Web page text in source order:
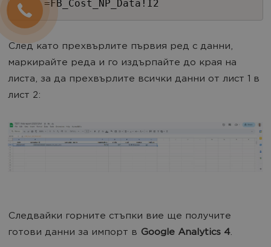
=FB_Cost_NP_Data!I2
След като прехвърлите първия ред с данни,
маркирайте реда и го издърпайте до края на
листа, за да прехвърлите всички данни от лист 1 в
лист 2:
Следвайки горните стъпки вие ще получите
готови данни за импорт в Google Analytics 4.